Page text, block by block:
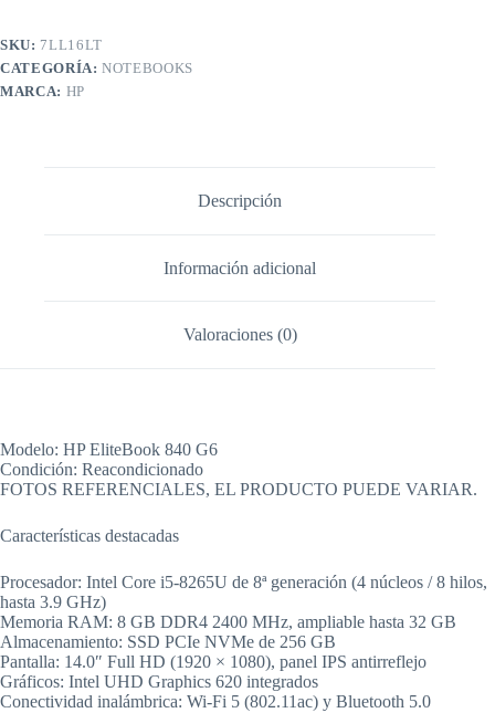
SKU: 7LL16LT
CATEGORÍA:NOTEBOOKS
MARCA: HP
Descripción
Información adicional
Valoraciones (0)
Modelo: HP EliteBook 840 G6
Condición: Reacondicionado
FOTOS REFERENCIALES, EL PRODUCTO PUEDE VARIAR.
Características destacadas
Procesador: Intel Core i5-8265U de 8ª generación (4 núcleos / 8 hilos,
hasta 3.9 GHz)
Memoria RAM: 8 GB DDR4 2400 MHz, ampliable hasta 32 GB
Almacenamiento: SSD PCIe NVMe de 256 GB
Pantalla: 14.0″ Full HD (1920 × 1080), panel IPS antirreflejo
Gráficos: Intel UHD Graphics 620 integrados
Conectividad inalámbrica: Wi-Fi 5 (802.11ac) y Bluetooth 5.0